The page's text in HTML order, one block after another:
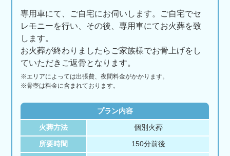
専用車にて、ご自宅にお伺いします。ご自宅でセ
レモニーを行い、その後、専用車にてお火葬を致
します。
お火葬が終わりましたらご家族様でお骨上げをし
ていただきご返骨となります。
※エリアによっては出張費、夜間料金がかかります。
※骨壺は料金に含まれております。
プラン内容
火葬方法 個別火葬
所要時間 150分前後